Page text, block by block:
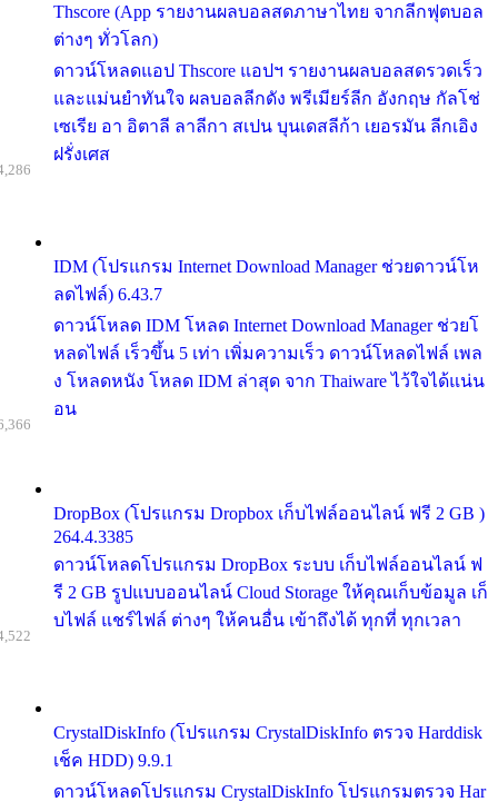
Thscore (App รายงานผลบอลสดภาษาไทย จากลีกฟุตบอล
ต่างๆ ทั่วโลก)
ดาวน์โหลดแอป Thscore แอปฯ รายงานผลบอลสดรวดเร็ว
และแม่นยำทันใจ ผลบอลลีกดัง พรีเมียร์ลีก อังกฤษ กัลโช่
เซเรีย อา อิตาลี ลาลีกา สเปน บุนเดสลีก้า เยอรมัน ลีกเอิง
ฝรั่งเศส
IDM (โปรแกรม Internet Download Manager ช่วยดาวน์โห
ลดไฟล์) 6.43.7
ดาวน์โหลด IDM โหลด Internet Download Manager ช่วยโ
หลดไฟล์ เร็วขึ้น 5 เท่า เพิ่มความเร็ว ดาวน์โหลดไฟล์ เพล
ง โหลดหนัง โหลด IDM ล่าสุด จาก Thaiware ไว้ใจได้แน่น
อน
DropBox (โปรแกรม Dropbox เก็บไฟล์ออนไลน์ ฟรี 2 GB )
264.4.3385
ดาวน์โหลดโปรแกรม DropBox ระบบ เก็บไฟล์ออนไลน์ ฟ
รี 2 GB รูปแบบออนไลน์ Cloud Storage ให้คุณเก็บข้อมูล เก็
บไฟล์ แชร์ไฟล์ ต่างๆ ให้คนอื่น เข้าถึงได้ ทุกที่ ทุกเวลา
CrystalDiskInfo (โปรแกรม CrystalDiskInfo ตรวจ Harddisk
เช็ค HDD) 9.9.1
ดาวน์โหลดโปรแกรม CrystalDiskInfo โปรแกรมตรวจ Har